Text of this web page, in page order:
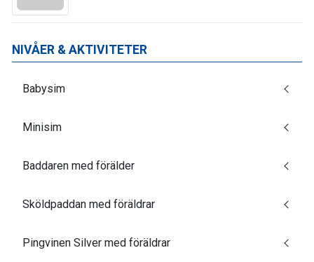
NIVÅER & AKTIVITETER
Babysim
Minisim
Baddaren med förälder
Sköldpaddan med föräldrar
Pingvinen Silver med föräldrar